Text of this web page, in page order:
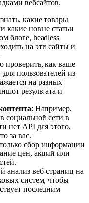
вебсайтов.
какие товары
какие новые статьи
блоге, headless
на эти сайты и
проверить, как ваше
пользователей из
на разных
результата и
: Например,
социальной сети в
нет API для этого,
за вас.
сбор информации
цен, акций или
анализ веб-страниц на
систем, чтобы
последним